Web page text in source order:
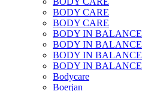
BODY CARE
BODY CARE
BODY IN BALANCE
BODY IN BALANCE
BODY IN BALANCE
BODY IN BALANCE
Bodycare
Boerjan